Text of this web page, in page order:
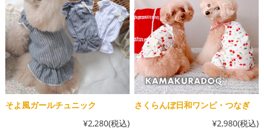
そよ風ガールチュニック
¥2,280(税込)
さくらんぼ日和ワンピ・つなぎ
¥2,980(税込)